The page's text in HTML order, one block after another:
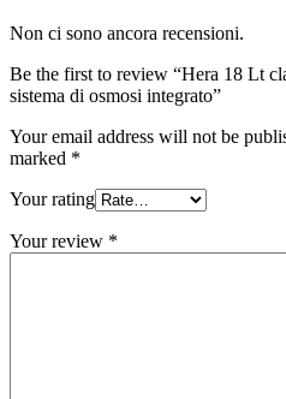
Non ci sono ancora recensioni.
Be the first to review “Hera 18 Lt
sistema di osmosi integrato”
Your email address will not be
marked *
Your rating
Your review *